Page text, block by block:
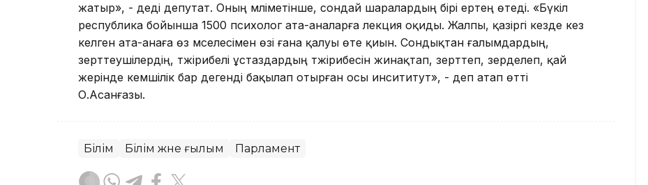
жатыр», - деді депутат. Оның мәліметінше, сондай шаралардың бірі ертең өтеді. «Бүкіл
республика бойынша 1500 психолог ата-аналарға лекция оқиды. Жалпы, қазіргі кезде кез
келген ата-анаға өз мәселесімен өзі ғана қалуы өте қиын. Сондықтан ғалымдардың,
зерттеушілердің, тәжірибелі ұстаздардың тәжірибесін жинақтап, зерттеп, зерделеп, қай
жерінде кемшілік бар дегенді бақылап отырған осы инсититут», - деп атап өтті
О.Асанғазы.
Білім Білім және ғылым Парламент